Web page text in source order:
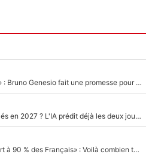
«Très, très agréablement surpris» : Bruno Genesio fait une promesse pour la suite du mercato de l’OM et rassure les supporters
PSG : Deux gros transferts bouclés en 2027 ? L'IA prédit déjà les deux joueurs qui pourraient rejoindre Luis Enrique !
«C'est un beau salaire par rapport à 90 % des Français» : Voilà combien touchait Nelson Monfort sur France Télévisions avant de rejoindre CNews